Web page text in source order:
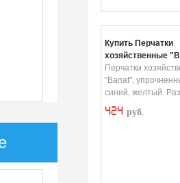
Купить Перчатки
хозяйственные
упрочненные,
желтый. Размер S
Перчатки
"Banat",
синий, желтый.
424 руб.